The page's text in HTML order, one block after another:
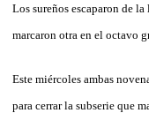
Los sureños escaparon de
marcaron otra en el octavo
Este miércoles ambas
para cerrar la subserie que